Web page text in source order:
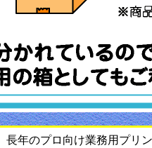
長年のプロ向け業務用プリ